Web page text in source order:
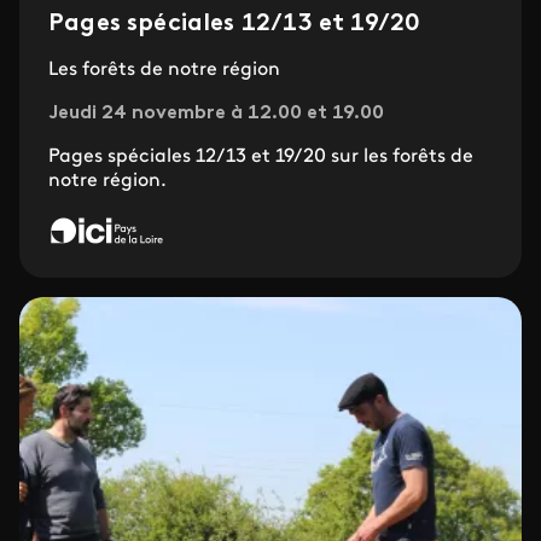
Pages spéciales 12/13 et 19/20
Les forêts de notre région
Jeudi 24 novembre à 12.00 et 19.00
Pages spéciales 12/13 et 19/20 sur les forêts de
notre région.